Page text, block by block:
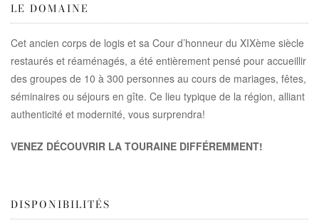
LE DOMAINE
Cet ancien corps de logis et sa Cour d’honneur du XIXème siècle
restaurés et réaménagés, a été entièrement pensé pour accueillir
des groupes de 10 à 300 personnes au cours de mariages, fêtes,
séminaires ou séjours en gîte. Ce lieu typique de la région, alliant
authenticité et modernité, vous surprendra!
VENEZ DÉCOUVRIR LA TOURAINE DIFFÉREMMENT!
DISPONIBILITÉS